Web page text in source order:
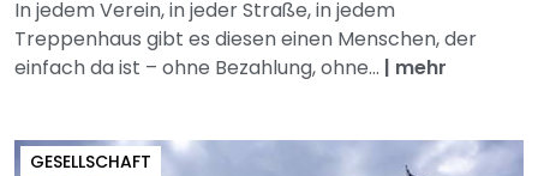
In jedem Verein, in jeder Straße, in jedem
Treppenhaus gibt es diesen einen Menschen, der
einfach da ist – ohne Bezahlung, ohne... | mehr
GESELLSCHAFT